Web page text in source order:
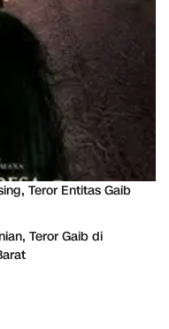
Teror Entitas Gaib
Teror Gaib di